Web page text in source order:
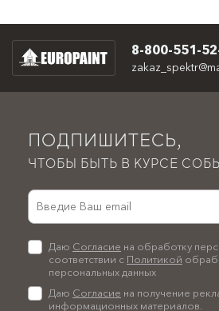
8-800-551-
ПОДПИШИТЕСЬ,
ЧТОБЫ БЫТЬ В КУРСЕ
Даю Согласие на обработку
соответствии с Политикой
персональных данных
Даю Согласие на получение
информационных материалов.